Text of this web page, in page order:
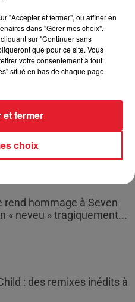
Rhône : les ossements
disparus...
carburants explosent :
E10 au-dessus de...
rend hommage à Seven
« neveu » tragiquement...
: des remixes inédits à
"Accepter et fermer", ou affiner en
dans "Gérer mes choix".
sur "Continuer sans
que pour ce site. Vous
votre consentement à tout
situé en bas de chaque page.
choix
fermer